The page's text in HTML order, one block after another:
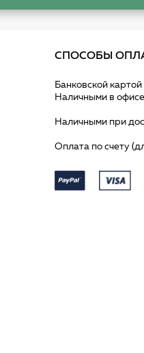
СПОСОБЫ
Банковской
Наличными в
Наличными при
Оплата по счету